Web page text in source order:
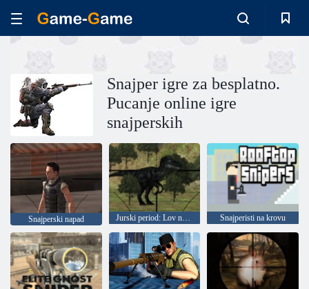
Snajper igre za besplatno.
Pucanje online igre
snajperskih
Snajperski napad Jurski period: Lov na dinosaure Snajperisti na krovu